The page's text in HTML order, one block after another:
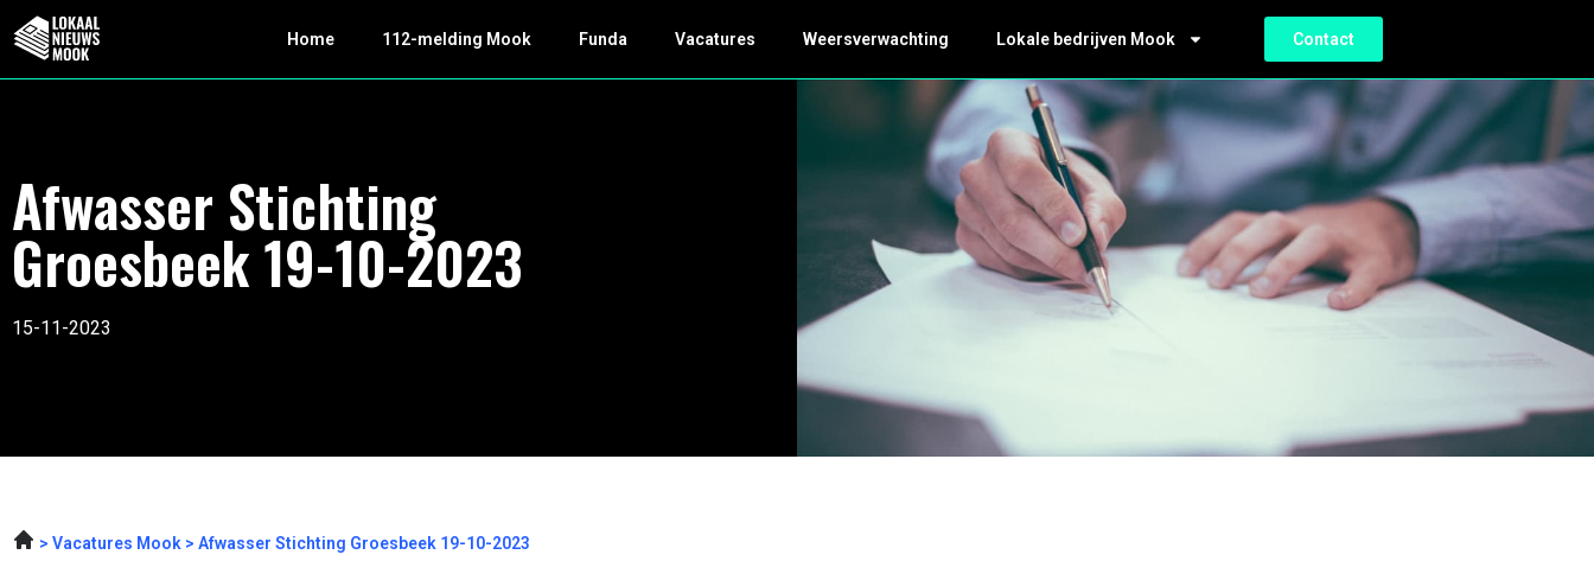
Home 112-melding Mook Funda Vacatures Weersverwachting Lokale bedrijven Mook Contact
Afwasser Stichting
Groesbeek 19-10-2023
15-11-2023
Vacatures Mook Afwasser Stichting Groesbeek 19-10-2023